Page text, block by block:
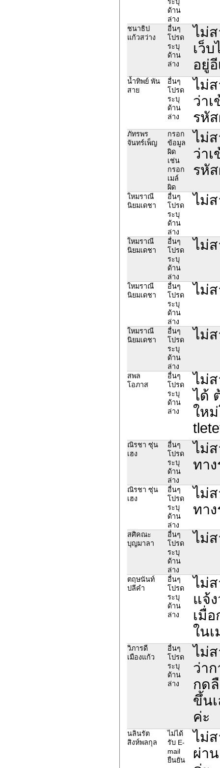
ด้าน
ล่าง
ชนาธิป
แก้วสว่าง
อื่นๆ
โปรด
ระบุ
ด้าน
ล่าง
ไม่
เว็
อยู่
น้ำทิพย์ พัน
สาย
อื่นๆ
โปรด
ระบุ
ด้าน
ล่าง
ไม่
ว่า
รหั
ภัทรพร
จันทร์เพ็ญ
กรอก
ข้อมูล
ผิด
เช่น
กรอก
เมล์
ผิด
ไม่
ว่า
รหั
ใหมราณี
นิยมเดชา
อื่นๆ
โปรด
ระบุ
ด้าน
ล่าง
ไม่
ใหมราณี
นิยมเดชา
อื่นๆ
โปรด
ระบุ
ด้าน
ล่าง
ไม่
ใหมราณี
นิยมเดชา
อื่นๆ
โปรด
ระบุ
ด้าน
ล่าง
ไม่
ใหมราณี
นิยมเดชา
อื่นๆ
โปรด
ระบุ
ด้าน
ล่าง
ไม่
สพล
โอภาส
อื่นๆ
โปรด
ระบุ
ด้าน
ล่าง
ไม่
ได้
ให
ณิรชา ซุ่น
เฮง
อื่นๆ
โปรด
ระบุ
ด้าน
ล่าง
ไม่
ทา
ณิรชา ซุ่น
เฮง
อื่นๆ
โปรด
ระบุ
ด้าน
ล่าง
ไม่
ทา
สศิคณะ
บุญมาลา
อื่นๆ
โปรด
ระบุ
ด้าน
ล่าง
ไม่
ตฤษนันท์
ปลีคำ
อื่นๆ
โปรด
ระบุ
ด้าน
ล่าง
ไม่
แจ้
เมื่
ใน
วิภารดี
เมืองแก้ว
อื่นๆ
โปรด
ระบุ
ด้าน
ล่าง
ไม่
ว่า
กด
ขึ้น
ค่ะ
นลินรัต
สิงห์พลกุล
ไม่ได้
รับ E-
mail
ยืนยัน
ไม่
ผ่า